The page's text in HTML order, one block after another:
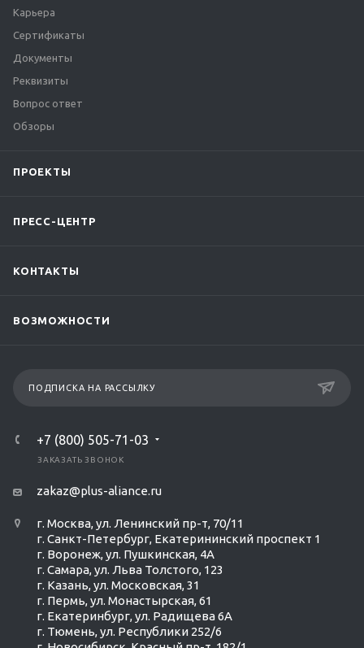
Карьера
Сертификаты
Документы
Реквизиты
Вопрос ответ
Обзоры
ПРОЕКТЫ
ПРЕСС-ЦЕНТР
КОНТАКТЫ
ВОЗМОЖНОСТИ
ПОДПИСКА НА РАССЫЛКУ
+7 (800) 505-71-03
ЗАКАЗАТЬ ЗВОНОК
zakaz@plus-aliance.ru
г. Москва, ул. Ленинский пр-т, 70/11
г. Санкт-Петербург, Екатерининский проспект 1
г. Воронеж, ул. Пушкинская, 4А
г. Самара, ул. Льва Толстого, 123
г. Казань, ул. Московская, 31
г. Пермь, ул. Монастырская, 61
г. Екатеринбург, ул. Радищева 6А
г. Тюмень, ул. Республики 252/6